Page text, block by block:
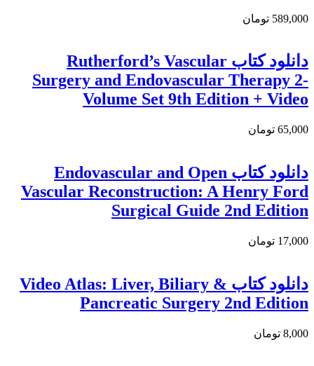
589,000 تومان
دانلود کتاب Rutherford’s Vascular
Surgery and Endovascular Therapy 2-
Volume Set 9th Edition + Video
65,000 تومان
دانلود كتاب Endovascular and Open
Vascular Reconstruction: A Henry Ford
Surgical Guide 2nd Edition
17,000 تومان
دانلود کتاب Video Atlas: Liver, Biliary &
Pancreatic Surgery 2nd Edition
8,000 تومان